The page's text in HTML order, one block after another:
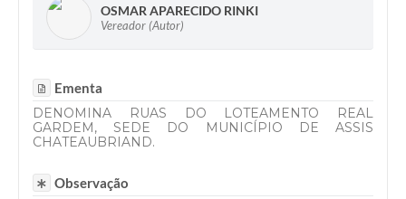
OSMAR APARECIDO RINKI
Vereador (Autor)
Ementa
DENOMINA RUAS DO LOTEAMENTO REAL
GARDEM, SEDE DO MUNICÍPIO DE ASSIS
CHATEAUBRIAND.
Observação